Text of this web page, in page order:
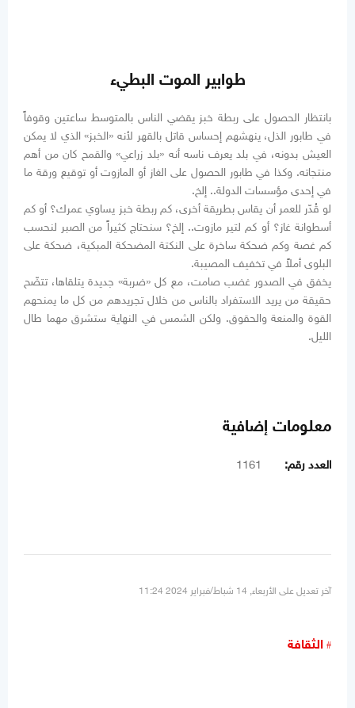
طوابير الموت البطيء
بانتظار الحصول على ربطة خبز يقضي الناس بالمتوسط ساعتين وقوفاً
في طابور الذل، ينهشهم إحساس قاتل بالقهر لأنه «الخبز» الذي لا يمكن
العيش بدونه، في بلد يعرف ناسه أنه «بلد زراعي» والقمح كان من أهم
منتجاته. وكذا في طابور الحصول على الغاز أو المازوت أو توقيع ورقة ما
في إحدى مؤسسات الدولة.. إلخ.
لو قُدّر للعمر أن يقاس بطريقة أخرى، كم ربطة خبز يساوي عمرك؟ أو كم
أسطوانة غاز؟ أو كم لتير مازوت.. إلخ؟ سنحتاج كثيراً من الصبر لنحسب
كم غصة وكم ضحكة ساخرة على النكتة المضحكة المبكية، ضحكة على
البلوى أملاً في تخفيف المصيبة.
يخفق في الصدور غضب صامت، مع كل «ضربة» جديدة يتلقاها، تتضّح
حقيقة من يريد الاستفراد بالناس من خلال تجريدهم من كل ما يمنحهم
القوة والمنعة والحقوق. ولكن الشمس في النهاية ستشرق مهما طال
الليل.
معلومات إضافية
العدد رقم: 1161
آخر تعديل على الأربعاء, 14 شباط/فبراير 2024 11:24
الثقافة